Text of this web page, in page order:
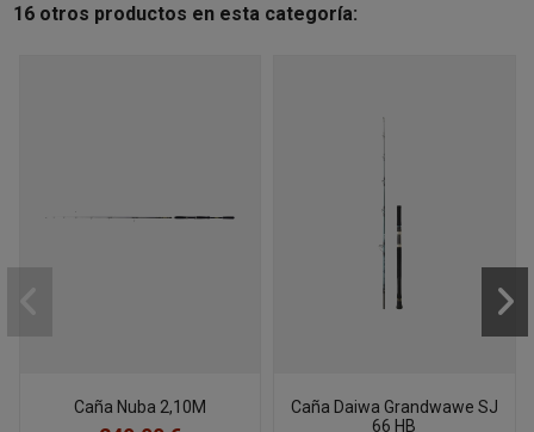
16 otros productos en esta categoría:
Caña Nuba 2,10M
Caña Daiwa Grandwawe SJ
66 HB